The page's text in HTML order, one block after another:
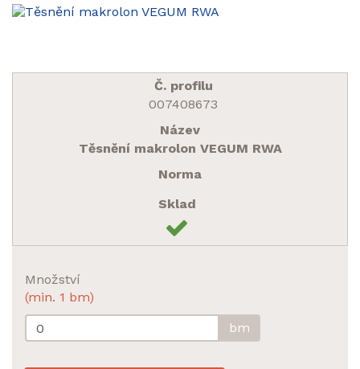
007408673
Těsnění makrolon VEGUM RWA
Množství
(min. 1 bm)
bm